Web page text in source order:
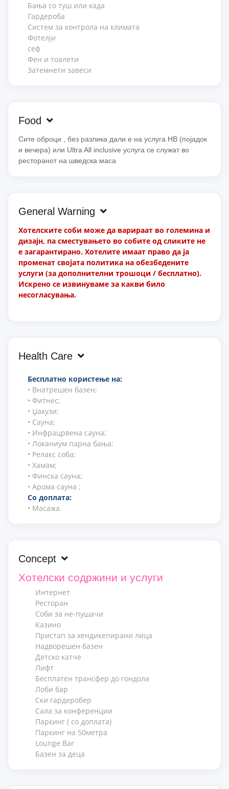
Бања со туш или када
Гардероба
Систем за контрола на климата
Фотелји
сеф
Фен и тоалети
Затемнети завеси
Food
Сите оброци , без разлика дали е на услуга HB (појадок
и вечера) или Ultra All inclusive услуга се служат во
ресторанот на шведска маса
General Warning
Хотелските соби може да варираат во големина и
дизајн, па сместувањето во собите од сликите не
е загарантирано. Хотелите имаат право да ја
променат својата политика на обезбедените
услуги (за дополнителни трошоци / бесплатно).
Искрено се извинуваме за какви било
несогласувања.
Health Care
Бесплатно користење на:
• Внатрешен базен;
• Фитнес;
• Џакузи;
• Сауна;
• Инфрацрвена сауна;
• Локаниум парна бања;
• Релакс соба;
• Хамам;
• Финска сауна;
• Арома сауна ;
Со доплата:
• Масажа.
Concept
Хотелски содржини и услуги
Интернет
Ресторан
Соби за не-пушачи
Казино
Пристап за хендикепирани лица
Надворешен базен
Детско катче
Лифт
Бесплатен трансфер до гондола
Лоби бар
Ски гардeробер
Сала за конференции
Паркинг ( со доплата)
Паркинг на 50метра
Lounge Bar
Базен за деца